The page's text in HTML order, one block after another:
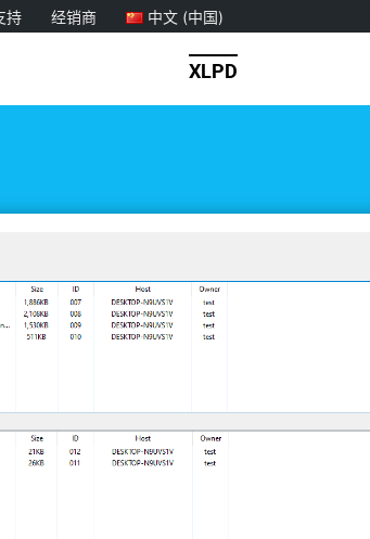
持 经销商 中文 (中国)
XLPD